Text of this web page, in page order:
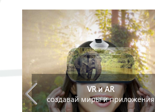
VR и AR
создавай миры и приложения